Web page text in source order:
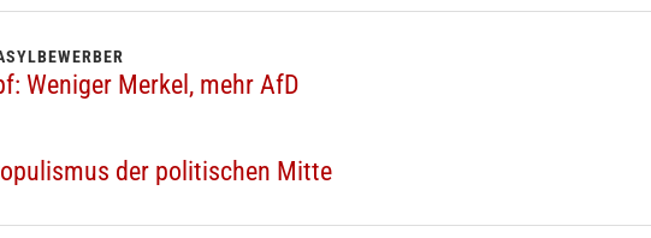
Weniger Merkel, mehr AfD
der politischen Mitte